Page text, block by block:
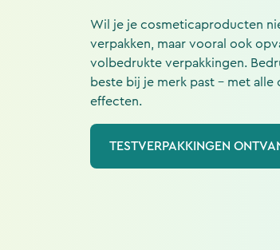
Wil je je cosmeticaproducten
verpakken, maar vooral ook
volbedrukte verpakkingen.
beste bij je merk past - met
effecten.
TESTVERPAKKINGEN